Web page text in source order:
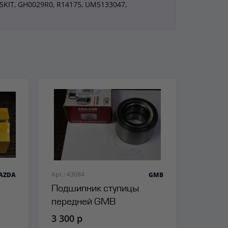
GH0029R0, R14175, UM5133047,
Арт.: 43684
Подшипник ступицы
передней GMB
GMB
3 300 р